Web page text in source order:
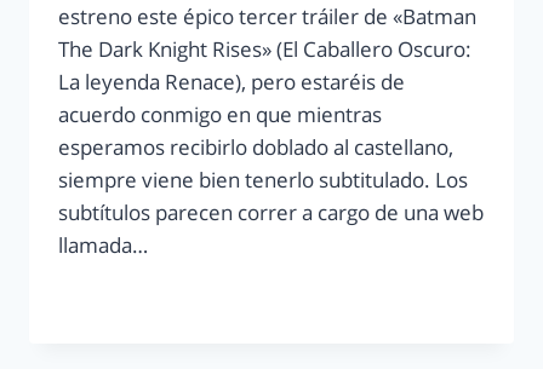
estreno este épico tercer tráiler de «Batman
The Dark Knight Rises» (El Caballero Oscuro:
La leyenda Renace), pero estaréis de
acuerdo conmigo en que mientras
esperamos recibirlo doblado al castellano,
siempre viene bien tenerlo subtitulado. Los
subtítulos parecen correr a cargo de una web
llamada…